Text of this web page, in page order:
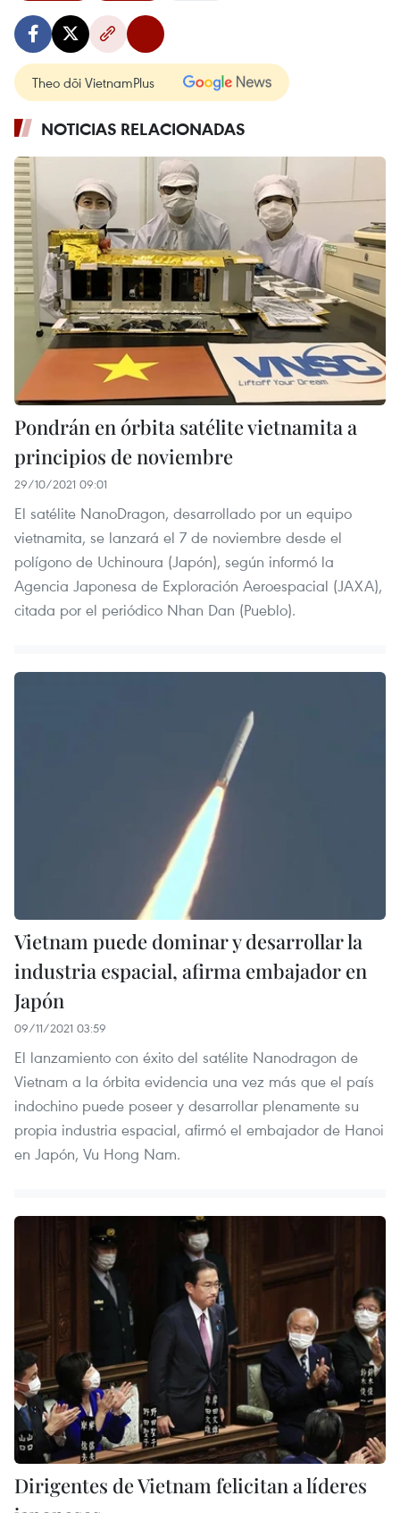
Theo dõi VietnamPlus
NOTICIAS RELACIONADAS
Pondrán en órbita satélite vietnamita a
principios de noviembre
29/10/2021 09:01
El satélite NanoDragon, desarrollado por un equipo
vietnamita, se lanzará el 7 de noviembre desde el
polígono de Uchinoura (Japón), según informó la
Agencia Japonesa de Exploración Aeroespacial (JAXA),
citada por el periódico Nhan Dan (Pueblo).
Vietnam puede dominar y desarrollar la
industria espacial, afirma embajador en
Japón
09/11/2021 03:59
El lanzamiento con éxito del satélite Nanodragon de
Vietnam a la órbita evidencia una vez más que el país
indochino puede poseer y desarrollar plenamente su
propia industria espacial, afirmó el embajador de Hanoi
en Japón, Vu Hong Nam.
Dirigentes de Vietnam felicitan a líderes